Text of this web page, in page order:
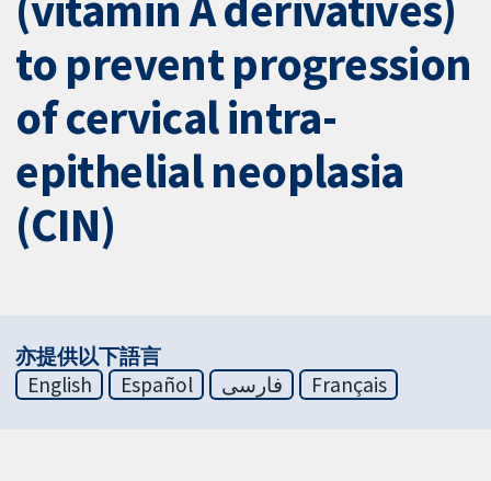
to prevent progression
of cervical intra-
epithelial neoplasia
(CIN)
亦提供以下語言
English
Español فارسی Français